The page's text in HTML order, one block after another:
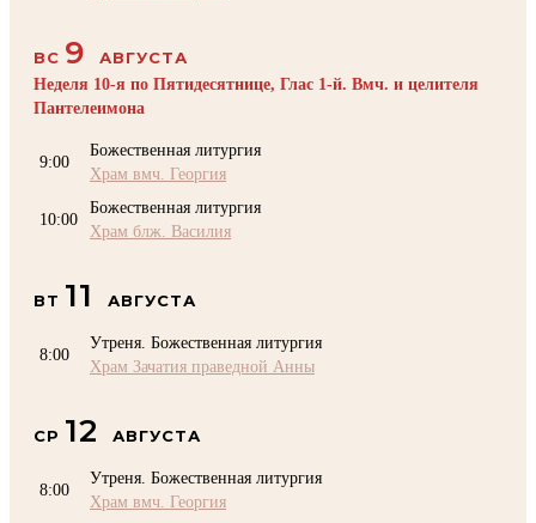
ВС 9
АВГУСТА
Неделя 10-я по Пятидесятнице, Глас 1-й. Вмч. и целителя
Пантелеимона
9:00
Божественная литургия
Храм вмч. Георгия
10:00
Божественная литургия
Храм блж. Василия
ВТ 11 АВГУСТА
8:00
Утреня. Божественная литургия
Храм Зачатия праведной Анны
СР 12 АВГУСТА
8:00
Утреня. Божественная литургия
Храм вмч. Георгия